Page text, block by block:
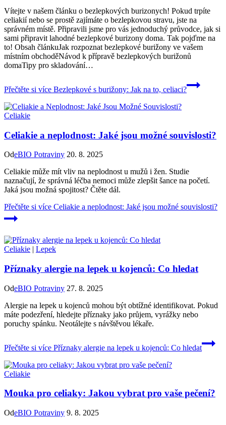
Vítejte v našem článku o bezlepkových burizonych! Pokud trpíte
celiakií nebo se prostě zajímáte o bezlepkovou stravu, jste na
správném místě. Připravili jsme pro vás jednoduchý průvodce, jak si
sami připravit lahodné bezlepkové burizony doma. Tak pojďme na
to! Obsah článkuJak rozpoznat bezlepkové burižony ve vašem
místním obchoděNávod k přípravě bezlepkových burižonů
domaTipy pro skladování…
Přečtěte si více Bezlepkové s burižony: Jak na to, celiaci?
Celiakie
Celiakie a neplodnost: Jaké jsou možné souvislosti?
OdeBIO Potraviny 20. 8. 2025
Celiakie může mít vliv na neplodnost u mužů i žen. Studie
naznačují, že správná léčba nemoci může zlepšit šance na početí.
Jaká jsou možná spojitost? Čtěte dál.
Přečtěte si více Celiakie a neplodnost: Jaké jsou možné souvislosti?
Celiakie | Lepek
Příznaky alergie na lepek u kojenců: Co hledat
OdeBIO Potraviny 27. 8. 2025
Alergie na lepek u kojenců mohou být obtížné identifikovat. Pokud
máte podezření, hledejte příznaky jako průjem, vyrážky nebo
poruchy spánku. Neotálejte s návštěvou lékaře.
Přečtěte si více Příznaky alergie na lepek u kojenců: Co hledat
Celiakie
Mouka pro celiaky: Jakou vybrat pro vaše pečení?
OdeBIO Potraviny 9. 8. 2025